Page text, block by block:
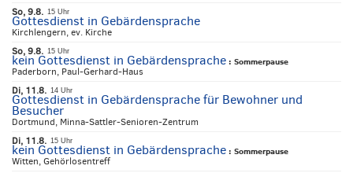
So, 9.8. 15 Uhr
Gottesdienst in Gebärdensprache
Kirchlengern, ev. Kirche
So, 9.8. 15 Uhr
kein Gottesdienst in Gebärdensprache : Sommerpause
Paderborn, Paul-Gerhard-Haus
Di, 11.8. 14 Uhr
Gottesdienst in Gebärdensprache für Bewohner und
Besucher
Dortmund, Minna-Sattler-Senioren-Zentrum
Di, 11.8. 15 Uhr
kein Gottesdienst in Gebärdensprache : Sommerpause
Witten, Gehörlosentreff